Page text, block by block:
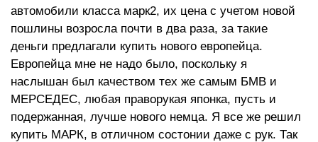
автомобили класса марк2, их цена с учетом новой
пошлины возросла почти в два раза, за такие
деньги предлагали купить нового европейца.
Европейца мне не надо было, поскольку я
наслышан был качеством тех же самым БМВ и
МЕРСЕДЕС, любая праворукая японка, пусть и
подержанная, лучше нового немца. Я все же решил
купить МАРК, в отличном состонии даже с рук. Так